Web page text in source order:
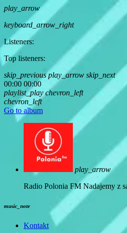
play_arrow
keyboard_arrow_right
Listeners:
Top listeners:
skip_previous play_arrow skip_next
00:00 00:00
playlist_play chevron_left
chevron_left
Go to album
play_arrow
Radio Polonia FM Nadajemy z
music_note
Kontakt